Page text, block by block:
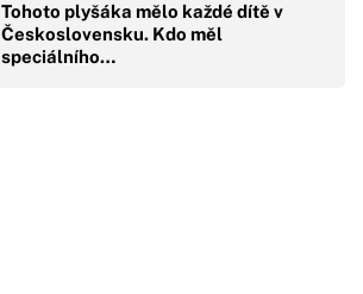
Tohoto plyšáka mělo každé dítě v
Československu. Kdo měl
speciálního…